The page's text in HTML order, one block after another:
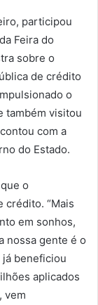
participou
Feira do
sobre o
de crédito
o
também visitou
com a
do Estado.
o
crédito. “Mais
em sonhos,
nossa gente é o
já beneficiou
aplicados
vem